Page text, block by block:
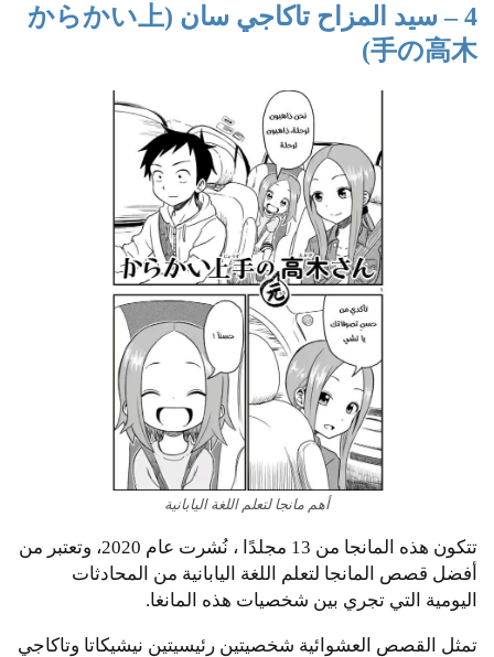
4 – سيد المزاح تاكاجي سان
(からかい上
手の高木
)
أهم مانجا لتعلم اللغة اليابانية
تتكون هذه المانجا من 13 مجلدًا ، نُشرت عام 2020، وتعتبر من
أفضل قصص المانجا لتعلم اللغة اليابانية من المحادثات
اليومية التي تجري بين شخصيات هذه المانغا.
تمثل القصص العشوائية شخصيتين رئيسيتين نيشيكاتا وتاكاجي